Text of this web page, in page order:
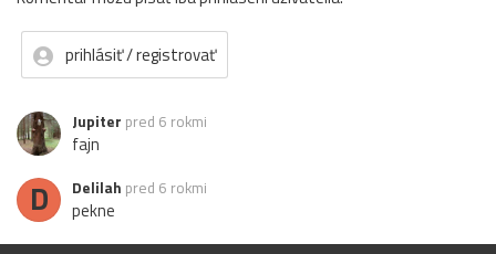
prihlásiť / registrovať
Jupiter pred 6 rokmi
fajn
D Delilah pred 6 rokmi
pekne